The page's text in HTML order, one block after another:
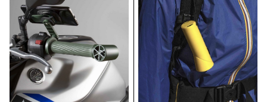
dessiner avec beaucoup de
soin.